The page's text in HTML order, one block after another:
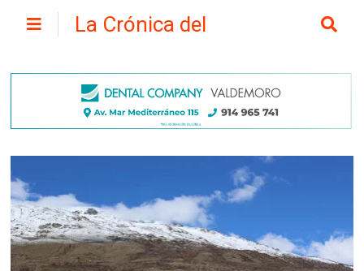
La Crónica del